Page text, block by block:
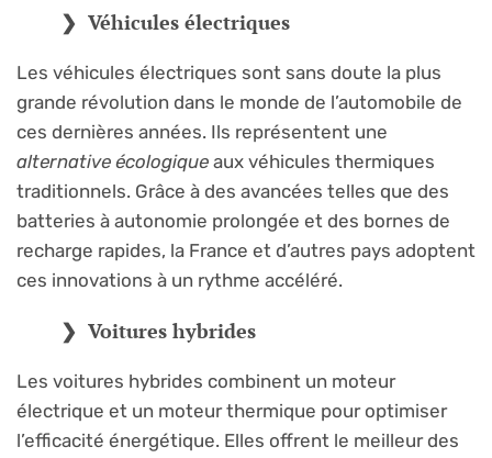
Véhicules électriques
Les véhicules électriques sont sans doute la plus
grande révolution dans le monde de l’automobile de
ces dernières années. Ils représentent une
alternative écologique aux véhicules thermiques
traditionnels. Grâce à des avancées telles que des
batteries à autonomie prolongée et des bornes de
recharge rapides, la France et d’autres pays adoptent
ces innovations à un rythme accéléré.
Voitures hybrides
Les voitures hybrides combinent un moteur
électrique et un moteur thermique pour optimiser
l’efficacité énergétique. Elles offrent le meilleur des